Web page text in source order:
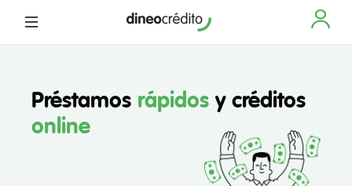
Préstamos rápidos y créditos
online